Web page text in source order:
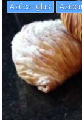
azúcar glas